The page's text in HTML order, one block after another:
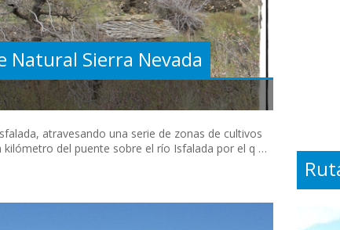
Natural Sierra Nevada
atravesando una serie de zonas de cultivos
del puente sobre el río Isfalada por el q …